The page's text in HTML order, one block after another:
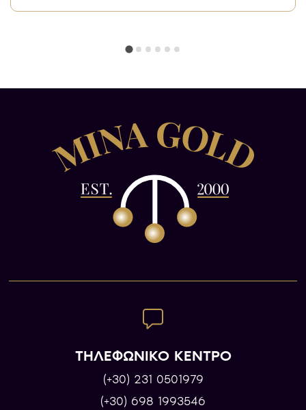
ΤΗΛΕΦΩΝΙΚΟ ΚΕΝΤΡΟ
(+30) 231 0501979
(+30) 698 1993546